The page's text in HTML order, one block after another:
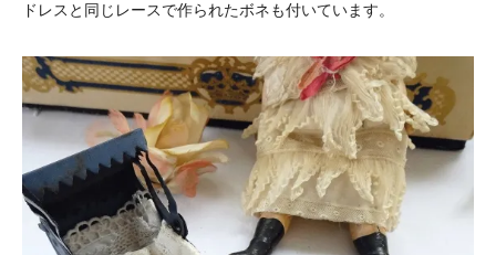
ドレスと同じレースで作られたボネも付いています。